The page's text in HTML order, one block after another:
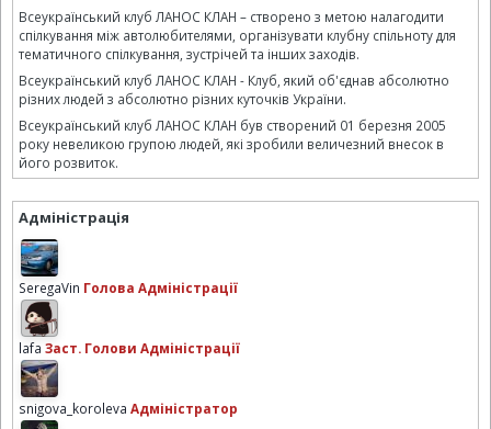
Всеукраїнський клуб ЛАНОС КЛАН – створено з метою налагодити
спілкування між автолюбителями, організувати клубну спільноту для
тематичного спілкування, зустрічей та інших заходів.
Всеукраїнський клуб ЛАНОС КЛАН - Клуб, який об'єднав абсолютно
різних людей з абсолютно різних куточків України.
Всеукраїнський клуб ЛАНОС КЛАН був створений 01 березня 2005
року невеликою групою людей, які зробили величезний внесок в
його розвиток.
Адміністрація
SeregaVin Голова Адміністрації
lafa Заст. Голови Адміністрації
snigova_koroleva Адміністратор